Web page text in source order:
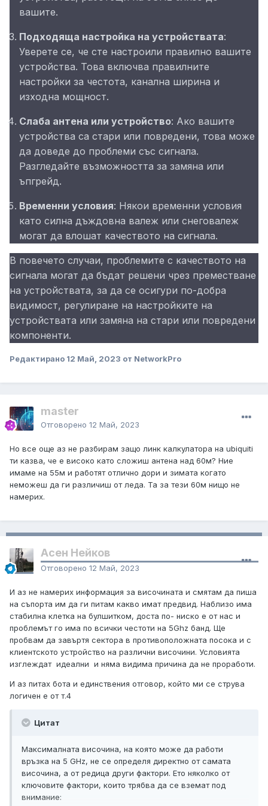
вашите.
Подходяща настройка на устройствата:
Уверете се, че сте настроили правилно вашите
устройства. Това включва правилните
настройки за честота, канална ширина и
изходна мощност.
Слаба антена или устройство: Ако вашите
устройства са стари или повредени, това може
да доведе до проблеми със сигнала.
Разгледайте възможността за замяна или
ъпгрейд.
Временни условия: Някои временни условия
като силна дъждовна валеж или снеговалеж
могат да влошат качеството на сигнала.
В повечето случаи, проблемите с качеството на
сигнала могат да бъдат решени чрез преместване
на устройствата, за да се осигури по-добра
видимост, регулиране на настройките на
устройствата или замяна на стари или повредени
компоненти.
Редактирано 12 Май, 2023 от NetworkPro
master
Отговорено 12 Май, 2023
Но все още аз не разбирам защо линк калкулатора на ubiquiti
ти казва, че е високо като сложиш антена над 60м? Ние
имаме на 55м и работят отлично дори и зимата когато
неможеш да ги различиш от леда. Та за тези 60м нищо не
намерих.
Асен Нейков
Отговорено 12 Май, 2023
И аз не намерих информация за височината и смятам да пиша
на съпорта им да ги питам какво имат предвид. Наблизо има
стабилна клетка на булшитком, доста по- ниско е от нас и
проблемът го има по всички честоти на 5Ghz банд. Ще
пробвам да завъртя сектора в противоположната посока и с
клиентското устройство на различни височини. Условията
изглеждат идеални и няма видима причина да не проработи.
И аз питах бота и единствения отговор, който ми се струва
логичен е от т.4
Цитат
Максималната височина, на която може да работи
връзка на 5 GHz, не се определя директно от самата
височина, а от редица други фактори. Ето няколко от
ключовите фактори, които трябва да се вземат под
внимание: